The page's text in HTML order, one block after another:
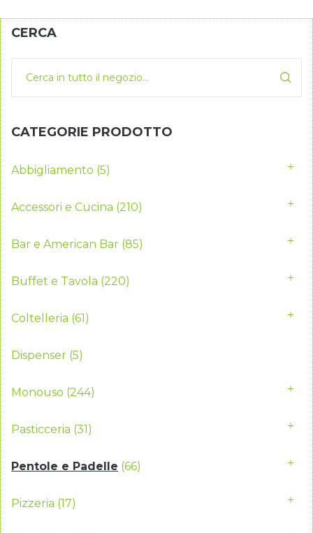
CERCA
CATEGORIE PRODOTTO
Abbigliamento (5)
Accessori e Cucina (210)
Bar e American Bar (85)
Buffet e Tavola (220)
Coltelleria (61)
Dispenser (5)
Monouso (244)
Pasticceria (31)
Pentole e Padelle (66)
Pizzeria (17)